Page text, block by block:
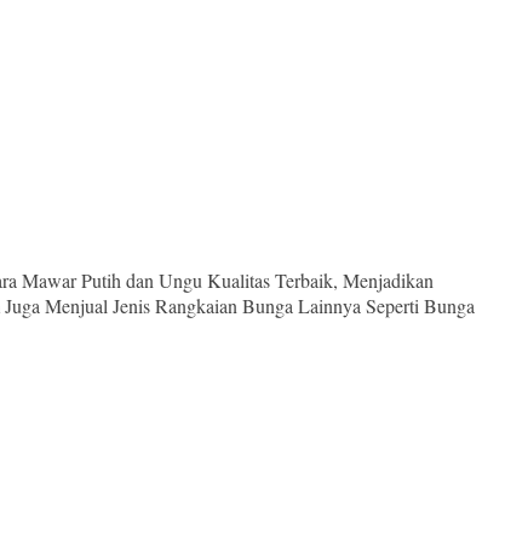
Mawar Putih dan Ungu Kualitas Terbaik, Menjadikan
Menjual Jenis Rangkaian Bunga Lainnya Seperti Bunga